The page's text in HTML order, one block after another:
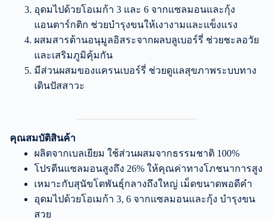
อุดมไปด้วยโอเมก้า 3 และ 6 จากแซลมอนและกุ้ง
แอนตาร์กติก ช่วยบำรุงขนให้เงางามและแข็งแรง
ผสมสารต้านอนุมูลอิสระจากผลบลูเบอร์รี่ ช่วยชะลอวัย
และเสริมภูมิคุ้มกัน
มีส่วนผสมของแครนเบอร์รี่ ช่วยดูแลสุขภาพระบบทาง
เดินปัสสาวะ
คุณสมบัติสินค้า
ผลิตจากเบลเยียม ใช้ส่วนผสมจากธรรมชาติ 100%
โปรตีนแซลมอนสูงถึง 26% ให้คุณค่าทางโภชนาการสูง
เหมาะกับสุนัขโตพันธุ์กลางถึงใหญ่ เม็ดขนาดพอดีคำ
อุดมไปด้วยโอเมก้า 3, 6 จากแซลมอนและกุ้ง บำรุงขน
สวย